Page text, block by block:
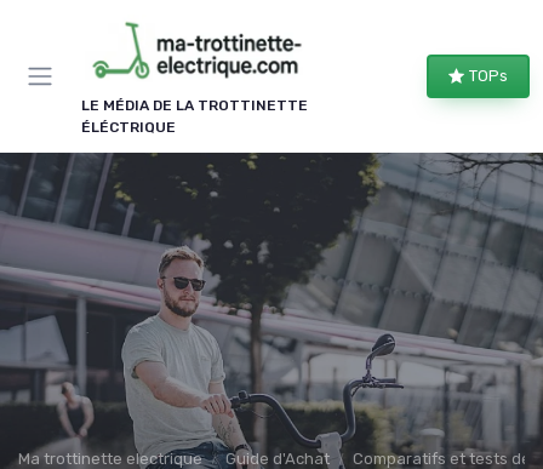
LE MÉDIA DE LA TROTTINETTE
ÉLÉCTRIQUE
TOPs
Ma trottinette electrique Guide d'Achat Comparatifs et tests de